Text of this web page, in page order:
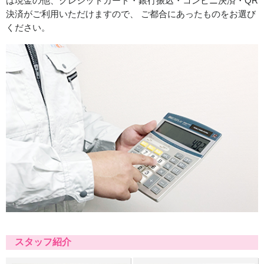
決済がご利用いただけますので、 ご都合にあったものをお選び
ください。
スタッフ紹介